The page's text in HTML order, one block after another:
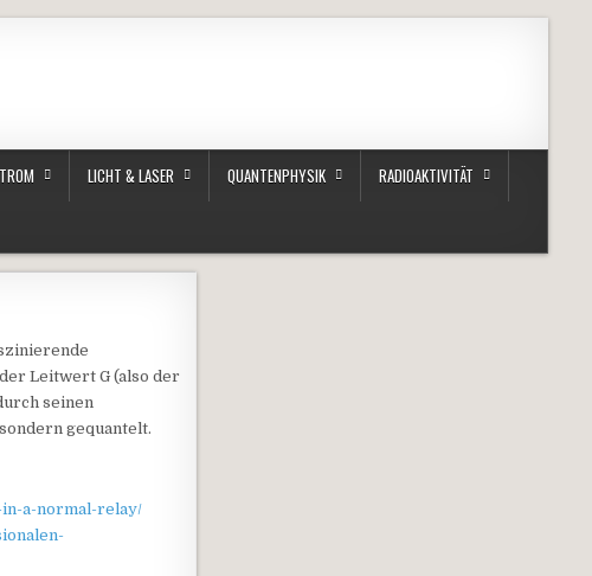
LICHT & LASER QUANTENPHYSIK RADIOAKTIVITÄT
Leitwert G (also der
seinen
gequantelt.
a-normal-relay/